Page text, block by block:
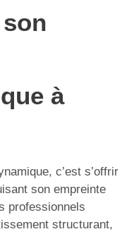
à
c’est s’offrir
son empreinte
professionnels
structurant,